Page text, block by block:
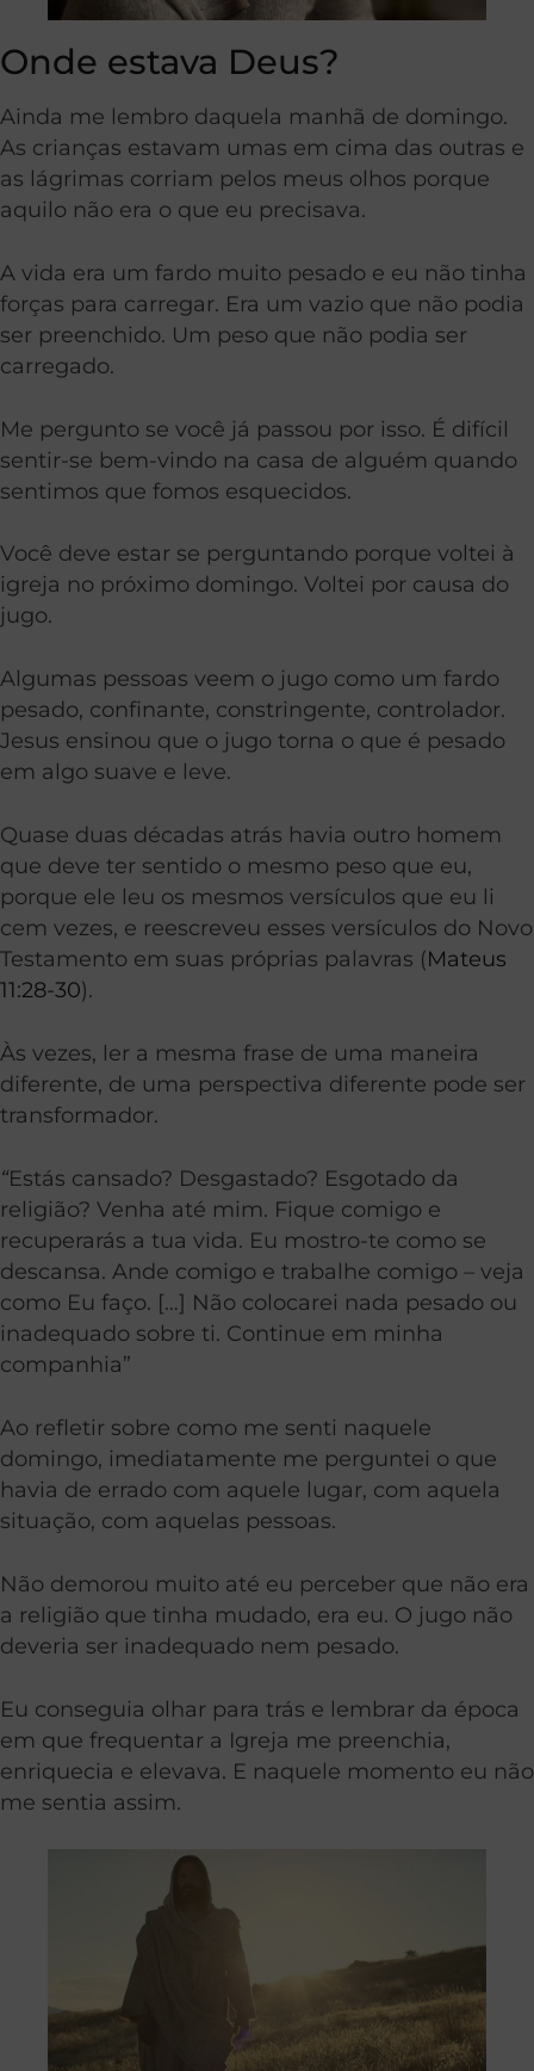
Onde estava Deus?
Ainda me lembro daquela manhã de domingo.
As crianças estavam umas em cima das outras e
as lágrimas corriam pelos meus olhos porque
aquilo não era o que eu precisava.
A vida era um fardo muito pesado e eu não tinha
forças para carregar. Era um vazio que não podia
ser preenchido. Um peso que não podia ser
carregado.
Me pergunto se você já passou por isso. É difícil
sentir-se bem-vindo na casa de alguém quando
sentimos que fomos esquecidos.
Você deve estar se perguntando porque voltei à
igreja no próximo domingo. Voltei por causa do
jugo.
Algumas pessoas veem o jugo como um fardo
pesado, confinante, constringente, controlador.
Jesus ensinou que o jugo torna o que é pesado
em algo suave e leve.
Quase duas décadas atrás havia outro homem
que deve ter sentido o mesmo peso que eu,
porque ele leu os mesmos versículos que eu li
cem vezes, e reescreveu esses versículos do Novo
Testamento em suas próprias palavras (Mateus
11:28-30).
Às vezes, ler a mesma frase de uma maneira
diferente, de uma perspectiva diferente pode ser
transformador.
“Estás cansado? Desgastado? Esgotado da
religião? Venha até mim. Fique comigo e
recuperarás a tua vida. Eu mostro-te como se
descansa. Ande comigo e trabalhe comigo – veja
como Eu faço. […] Não colocarei nada pesado ou
inadequado sobre ti. Continue em minha
companhia”
Ao refletir sobre como me senti naquele
domingo, imediatamente me perguntei o que
havia de errado com aquele lugar, com aquela
situação, com aquelas pessoas.
Não demorou muito até eu perceber que não era
a religião que tinha mudado, era eu. O jugo não
deveria ser inadequado nem pesado.
Eu conseguia olhar para trás e lembrar da época
em que frequentar a Igreja me preenchia,
enriquecia e elevava. E naquele momento eu não
me sentia assim.